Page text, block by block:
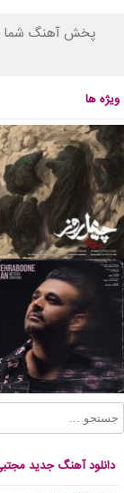
پخش آهنگ شما
ویژه ها
دانلود آهنگ جدید